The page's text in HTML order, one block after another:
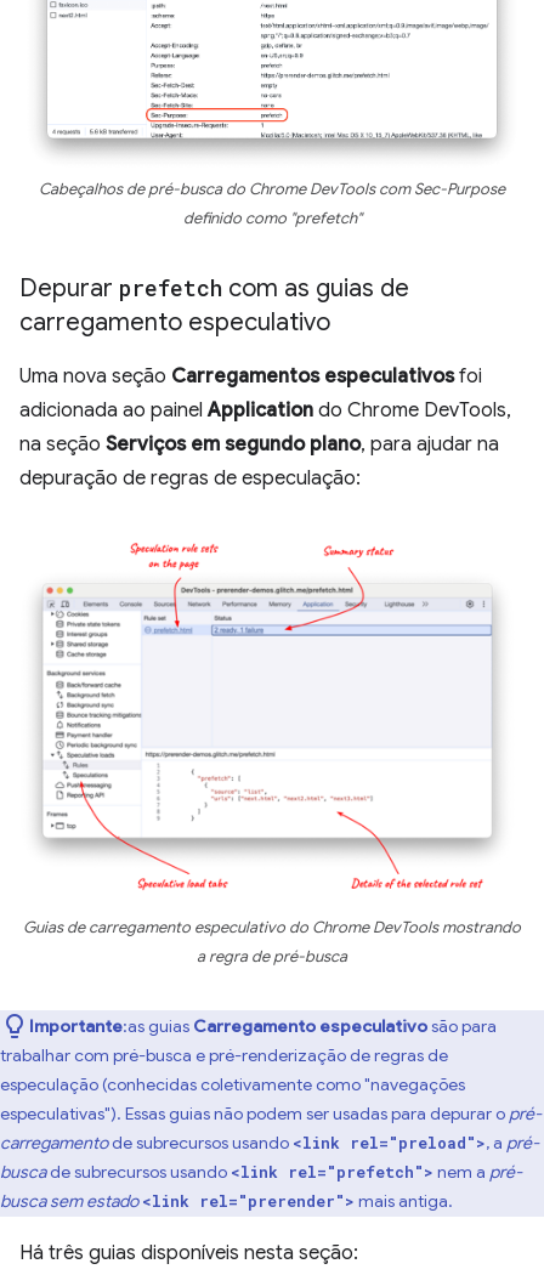
Cabeçalhos de pré-busca do Chrome DevTools com Sec-Purpose
definido como "prefetch"
Depurar prefetch com as guias de
carregamento especulativo
Uma nova seção Carregamentos especulativosfoi
adicionada ao painelApplication do Chrome DevTools,
na seção Serviços em segundo plano, para ajudar na
depuração de regras de especulação:
Guias de carregamento especulativo do Chrome DevTools mostrando
a regra de pré-busca
Importante:as guias Carregamento especulativosão para
trabalhar com pré-busca e pré-renderização de regras de
especulação (conhecidas coletivamente como "navegações
especulativas"). Essas guias não podem ser usadas para depurar o pré-
carregamentode subrecursos usando <link rel="preload">, a pré-
buscade subrecursos usando <link rel="prefetch"> nem a pré-
busca sem estado <link rel="prerender"> mais antiga.
Há três guias disponíveis nesta seção: